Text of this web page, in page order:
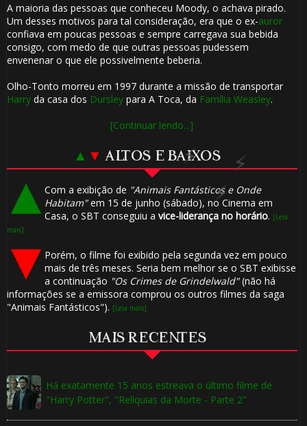
A maioria das pessoas que conheceu Moody, o achava pirado.
Um desses motivos para tal consideração, era que o ex-auror
confiava em poucas pessoas e sempre carregava sua bebida
consigo, com medo de que outras pessoas pudessem
envenenar o que ele possivelmente beberia.
Olho-Tonto morreu em 1997 durante a missão de transportar
Harryda casa dos Dursleypara A Toca, da Família Weasley.
[Continuar lendo...]
▲ ▼ ALTOS E BAIXOS
Com a exibição de "Animais Fantásticos e Onde
Habitam"em 15 de junho (sábado), no Cinema em
Casa, o SBT conseguiu a vice-liderança no horário. [Leia
mais]
Porém, o filme foi exibido pela segunda vez em pouco
mais de três meses. Seria bem melhor se o SBT exibisse
a continuação "Os Crimes de Grindelwald"(não há
informações se a emissora comprou os outros filmes da saga
"Animais Fantásticos"). [Leia mais]
MAIS RECENTES
Há exatamente 15 anos estreava o último filme de
"Harry Potter", "Relíquias da Morte - Parte 2"
1️⃣ 8️⃣
🎈
⚡
🎂